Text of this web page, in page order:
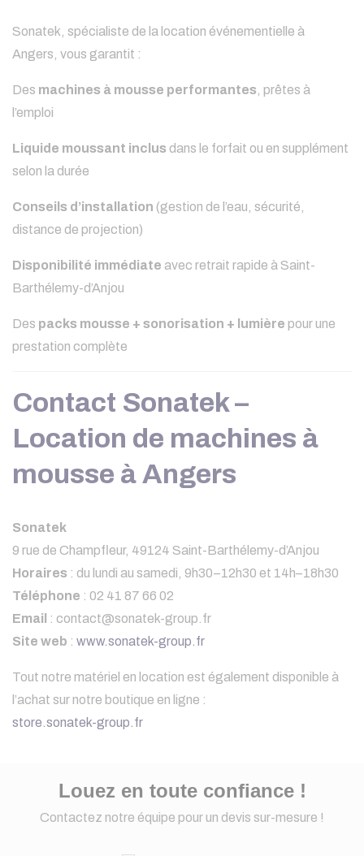
Sonatek, spécialiste de la location événementielle à
Angers, vous garantit :
Des machines à mousse performantes , prêtes à
l’emploi
Liquide moussant inclus dans le forfait ou en supplément
selon la durée
Conseils d’installation (gestion de l’eau, sécurité,
distance de projection)
Disponibilité immédiate avec retrait rapide à Saint-
Barthélemy-d’Anjou
Des packs mousse + sonorisation + lumière pour une
prestation complète
Contact Sonatek –
Location de machines à
mousse à Angers
Sonatek
9 rue de Champfleur, 49124 Saint-Barthélemy-d’Anjou
Horaires : du lundi au samedi, 9h30–12h30 et 14h–18h30
Téléphone : 02 41 87 66 02
Email : contact@sonatek-group.fr
Site web : www.sonatek-group.fr
Tout notre matériel en location est également disponible à
l’achat sur notre boutique en ligne :
store.sonatek-group.fr
Louez en toute confiance !
Contactez notre équipe pour un devis sur-mesure !